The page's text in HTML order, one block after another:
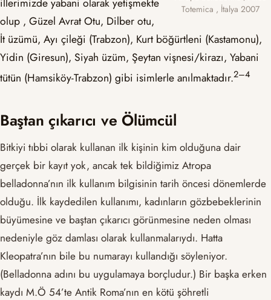
Totemica , İtalya 2007
illerimizde yabani olarak yetişmekte
olup , Güzel Avrat Otu, Dilber otu,
İt üzümü, Ayı çileği (Trabzon), Kurt böğürtleni (Kastamonu),
Yidin (Giresun), Siyah üzüm, Şeytan vişnesi/kirazı, Yabani
tütün (Hamsiköy-Trabzon) gibi isimlerle anılmaktadır.​2–4​
Baştan çıkarıcı ve Ölümcül
Bitkiyi tıbbi olarak kullanan ilk kişinin kim olduğuna dair
gerçek bir kayıt yok, ancak tek bildiğimiz Atropa
belladonna’nın ilk kullanım bilgisinin tarih öncesi dönemlerde
olduğu. İlk kaydedilen kullanımı, kadınların gözbebeklerinin
büyümesine ve baştan çıkarıcı görünmesine neden olması
nedeniyle göz damlası olarak kullanmalarıydı. Hatta
Kleopatra’nın bile bu numarayı kullandığı söyleniyor.
(Belladonna adını bu uygulamaya borçludur.) Bir başka erken
kaydı M.Ö 54’te Antik Roma’nın en kötü şöhretli